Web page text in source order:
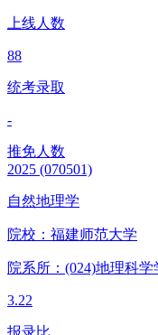
上线人数
88
统考录取
-
推免人数
2025 (070501)
自然地理学
院校： 福建师范大学
院系所：(024)地理科学
3.22
报录比